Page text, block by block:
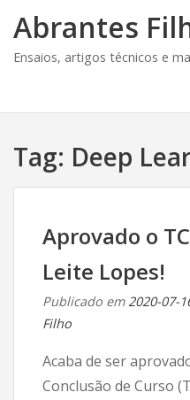
Abrantes
Ensaios, artigos técnicos e
Tag: Deep
Aprovado o
Leite Lopes!
Publicado em2020-07-
Filho
Acaba de ser
Conclusão de Curso